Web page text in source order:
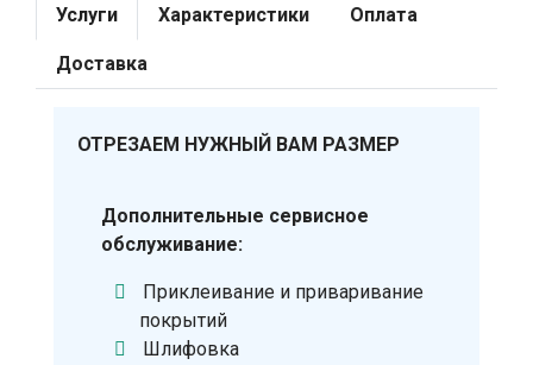
Услуги Характеристики Оплата
Доставка
ОТРЕЗАЕМ НУЖНЫЙ ВАМ РАЗМЕР
Дополнительные сервисное
обслуживание:
Приклеивание и приваривание
покрытий
Шлифовка